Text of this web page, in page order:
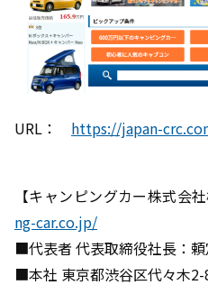
URL： https://japan-
【キャンピングカー株式会
ng-car.co.jp/
■代表者 代表取締役社長：
■本社 東京都渋谷区代々木